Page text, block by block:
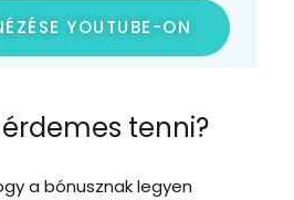
YOUTUBE-ON
tenni?
a bónusznak legyen